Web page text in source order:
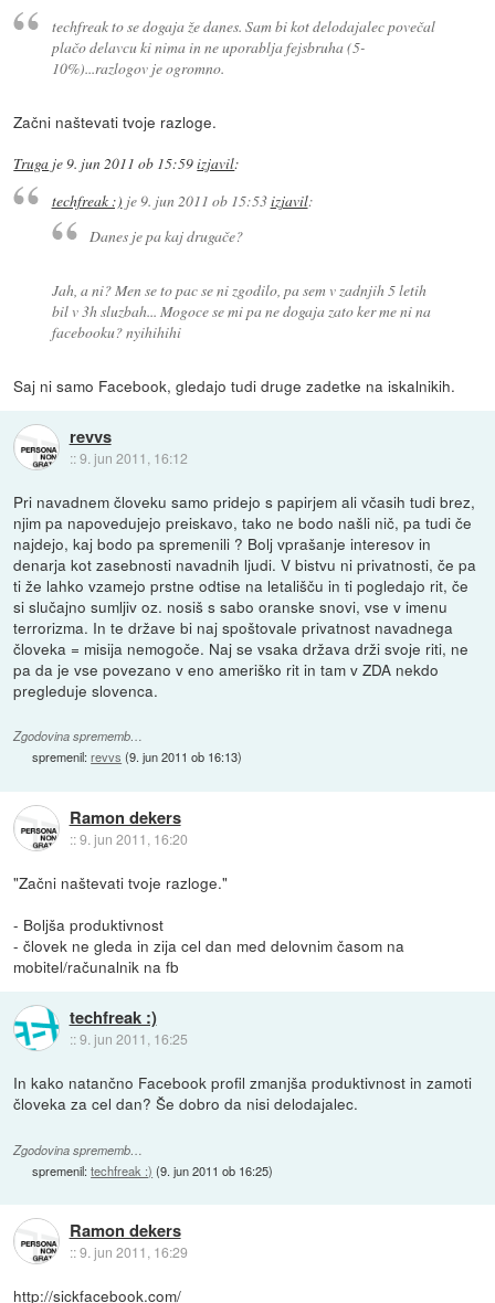
techfreak to se dogaja že danes. Sam bi kot delodajalec povečal
plačo delavcu ki nima in ne uporablja fejsbruha (5-
10%)...razlogov je ogromno.
Začni naštevati tvoje razloge.
Truga je9. jun 2011 ob 15:59izjavil:
techfreak :) je 9. jun 2011 ob 15:53izjavil:
Danes je pa kaj drugače?
Jah, a ni? Men se to pac se ni zgodilo, pa sem v zadnjih 5 letih
bil v 3h sluzbah... Mogoce se mi pa ne dogaja zato ker me ni na
facebooku? nyihihihi
Saj ni samo Facebook, gledajo tudi druge zadetke na iskalnikih.
revvs
::9. jun 2011, 16:12
Pri navadnem človeku samo pridejo s papirjem ali včasih tudi brez,
njim pa napovedujejo preiskavo, tako ne bodo našli nič, pa tudi če
najdejo, kaj bodo pa spremenili ? Bolj vprašanje interesov in
denarja kot zasebnosti navadnih ljudi. V bistvu ni privatnosti, če pa
ti že lahko vzamejo prstne odtise na letališču in ti pogledajo rit, če
si slučajno sumljiv oz. nosiš s sabo oranske snovi, vse v imenu
terrorizma. In te države bi naj spoštovale privatnost navadnega
človeka = misija nemogoče. Naj se vsaka država drži svoje riti, ne
pa da je vse povezano v eno ameriško rit in tam v ZDA nekdo
pregleduje slovenca.
Zgodovina sprememb…
spremenil:revvs (9. jun 2011 ob 16:13)
Ramon dekers
::9. jun 2011, 16:20
"Začni naštevati tvoje razloge."
- Boljša produktivnost
- človek ne gleda in zija cel dan med delovnim časom na
mobitel/računalnik na fb
techfreak :)
::9. jun 2011, 16:25
In kako natančno Facebook profil zmanjša produktivnost in zamoti
človeka za cel dan? Še dobro da nisi delodajalec.
Zgodovina sprememb…
spremenil:techfreak :) (9. jun 2011 ob 16:25)
Ramon dekers
::9. jun 2011, 16:29
http://sickfacebook.com/